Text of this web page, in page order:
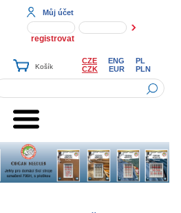
Můj účet
registrovat
CZE ENG
PL
CZK
EUR PLN